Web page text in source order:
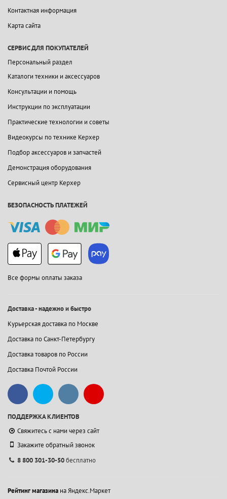
Контактная информация
Карта сайта
СЕРВИС ДЛЯ ПОКУПАТЕЛЕЙ
Персональный раздел
Каталоги техники и аксессуаров
Консультации и помощь
Инструкции по эксплуатации
Практические технологии и советы
Видеокурсы по технике Керхер
Подбор аксессуаров и запчастей
Демонстрация оборудования
Сервисный центр Керхер
БЕЗОПАСНОСТЬ ПЛАТЕЖЕЙ
Все формы оплаты заказа
Доставка - надежно и быстро
Курьерская доставка по Москве
Доставка по Санкт-Петербургу
Доставка товаров по России
Доставка Почтой России
ПОДДЕРЖКА КЛИЕНТОВ
Свяжитесь с нами через сайт
Закажите обратный звонок
8 800 301-30-50бесплатно
Рейтинг магазина на Яндекс.Маркет